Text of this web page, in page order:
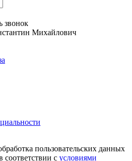
звонок
Михайлович
пользовательских данных
соответствии с условиями